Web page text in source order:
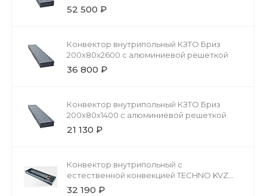
52 500 ₽
Конвектор внутрипольный КЗТО Бриз
200x80x2600 с алюминиевой решеткой
36 800 ₽
Конвектор внутрипольный КЗТО Бриз
200x80x1400 с алюминиевой решеткой
21 130 ₽
Конвектор внутрипольный с
естественной конвекцией TECHNO KVZ
200-85-3000 без решетки
32 190 ₽